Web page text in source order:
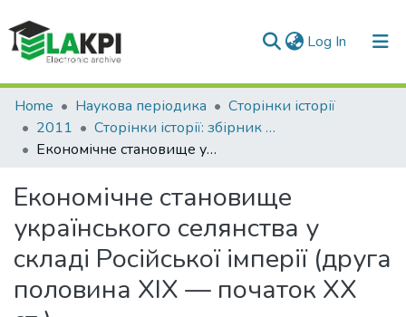
Log In (current)
Communities & Collections
All of DSpace
Home Наукова періодика
Сторінки історії
2011
Сторінки історії: збірник наукових праць, Вип. 32
Економічне становище українського селянства у складі Російської імперії (друга половина ХІХ — початок ХХ ст.)
Економічне становище
українського селянства у
складі Російської імперії (друга
половина ХІХ — початок ХХ